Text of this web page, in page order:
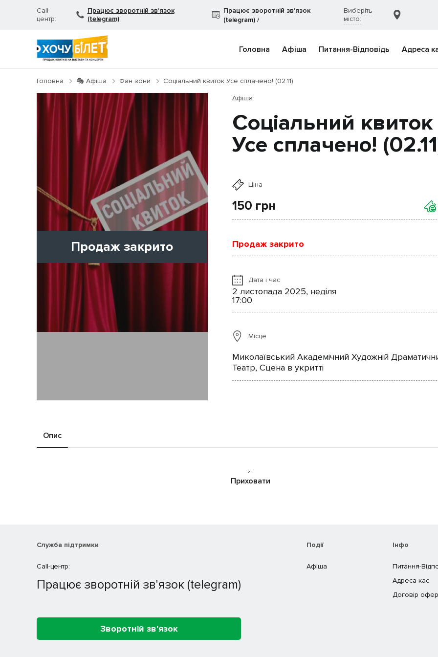
Call-
центр:
Працює зворотній зв'язок
(telegram)
Працює зворотній зв'язок
(telegram) /
Виберіть
місто:
Головна Афіша Питання-Відповідь Адреса
Головна 🎭 Афіша Фан зони Соціальний квиток Усе сплачено! (02.11)
Продаж закрито
Афіша
Соціальний квиток
Усе сплачено!
Ціна
150 грн
Продаж закрито
Дата і час
2 листопада 2025, неділя
17:00
Місце
Миколаївський Академічний Художній
Театр, Сцена в укритті
Опис
Приховати
Служба підтримки
Call-центр:
Працює зворотній зв'язок (telegram)
Зворотній зв'язок
Події
Афіша
Інфо
Питання-
Адреса кас
Договір